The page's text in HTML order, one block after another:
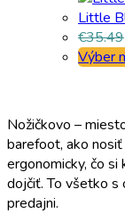
Little
€35.49
Výber
Nožičkovo –
barefoot, ako nosiť
ergonomicky, čo
dojčiť. To všetko s
predajni.